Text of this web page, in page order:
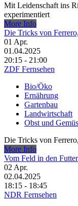
Mit Leidenschaft ins
experimentiert
More Info
Die Tricks von
01 Apr.
01.04.2025
20:15 - 21:00
ZDF Fernsehen
Bio/Öko
Ernährung
Gartenbau
Landwirtschaft
Obst und
Die Tricks von
More Info
Vom Feld in den
02 Apr.
02.04.2025
18:15 - 18:45
NDR Fernsehen